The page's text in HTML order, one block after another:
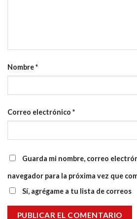
Nombre*
Correo electrónico *
Guarda mi nombre, correo
navegador para la próxima vez que
Sí, agrégame a tu lista de correos